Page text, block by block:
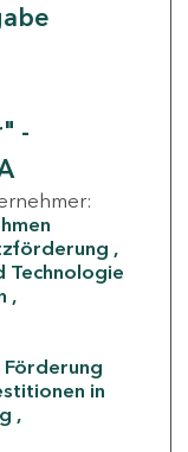
-
Technologie
Förderung
in